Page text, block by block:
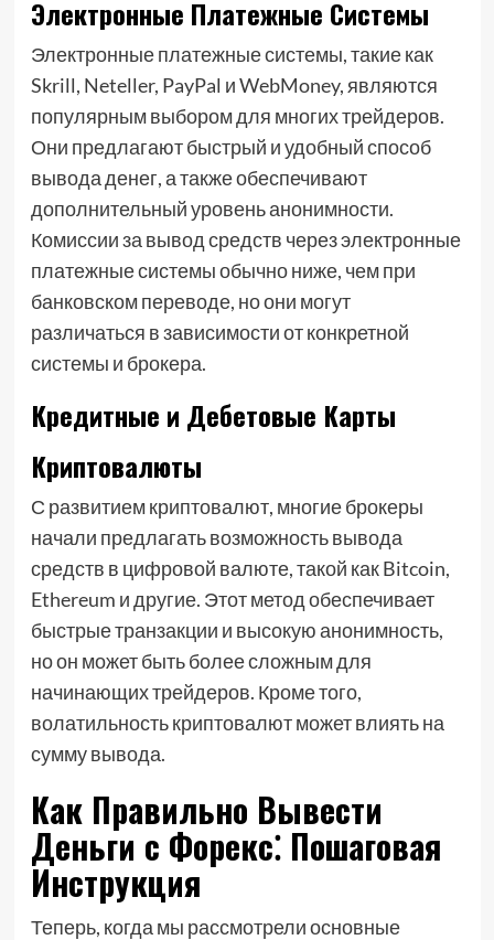
Электронные Платежные Системы
Электронные платежные системы, такие как
Skrill, Neteller, PayPal и WebMoney, являются
популярным выбором для многих трейдеров.
Они предлагают быстрый и удобный способ
вывода денег, а также обеспечивают
дополнительный уровень анонимности.
Комиссии за вывод средств через электронные
платежные системы обычно ниже, чем при
банковском переводе, но они могут
различаться в зависимости от конкретной
системы и брокера.
Кредитные и Дебетовые Карты
Криптовалюты
С развитием криптовалют, многие брокеры
начали предлагать возможность вывода
средств в цифровой валюте, такой как Bitcoin,
Ethereum и другие. Этот метод обеспечивает
быстрые транзакции и высокую анонимность,
но он может быть более сложным для
начинающих трейдеров. Кроме того,
волатильность криптовалют может влиять на
сумму вывода.
Как Правильно Вывести
Деньги с Форекс⁚ Пошаговая
Инструкция
Теперь, когда мы рассмотрели основные